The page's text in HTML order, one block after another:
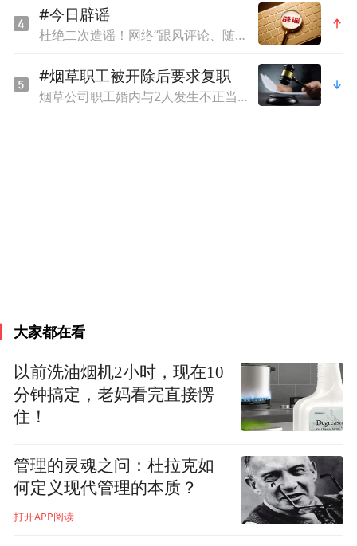
民间的传统风俗。
立夏“称人”
“称人”也就是称体重。“称人”主要流行于我
国南方，起源于三国时期。立夏“称人”，主
要是为了观察夏天的身体变化。清代道光间
苏州文士顾禄所著的《清嘉录》一书就有提
#今日辟谣
杜绝二次造谣！网络“跟风评论、随意脑补”素养课
#烟草职工被开除后要求复职
烟草公司职工婚内与2人发生不正当关系，还向烟农借款16万，被开除后起诉要求复职，法院判了
大家都在看
以前洗油烟机2小时，现在10
分钟搞定，老妈看完直接愣
住！
管理的灵魂之问：杜拉克如
何定义现代管理的本质？
打开APP阅读